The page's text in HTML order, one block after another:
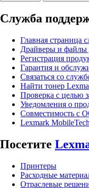
Служба
Главная страница
Драйверы и файлы
Регистрация
Гарантия и
Связаться со
Найти тонер
Проверка с целью
Уведомления о
Совместимость с
Lexmark MobileTech
Посетите
Принтеры
Расходные
Отраслевые